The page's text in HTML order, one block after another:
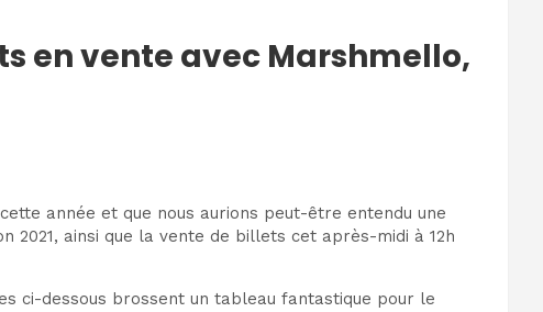
en vente avec Marshmello,
année et que nous aurions peut-être entendu une
2021, ainsi que la vente de billets cet après-midi à 12h
ci-dessous brossent un tableau fantastique pour le